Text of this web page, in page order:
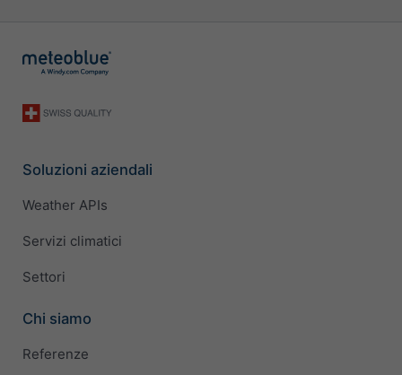
Soluzioni aziendali
Weather APIs
Servizi climatici
Settori
Chi siamo
Referenze